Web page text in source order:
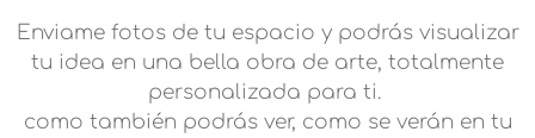
Enviame fotos de tu espacio y podrás visualizar
tu idea en una bella obra de arte, totalmente
personalizada para ti.
como también podrás ver, como se verán en tu